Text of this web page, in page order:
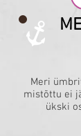
Meri
mistõttu ei
ükski